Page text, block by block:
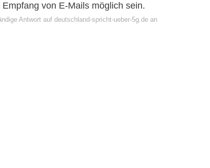
von E-Mails möglich sein.
Antwort auf deutschland-spricht-ueber-5g.de an